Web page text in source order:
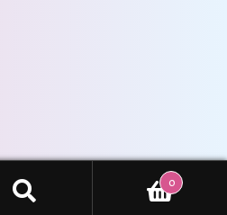
- Jan Monnikendam
0